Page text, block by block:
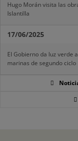
Hugo Morán visita las
Islantilla
17/06/2025
El Gobierno da luz verde
marinas de segundo ciclo